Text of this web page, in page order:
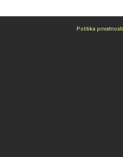
Politika privatnosti